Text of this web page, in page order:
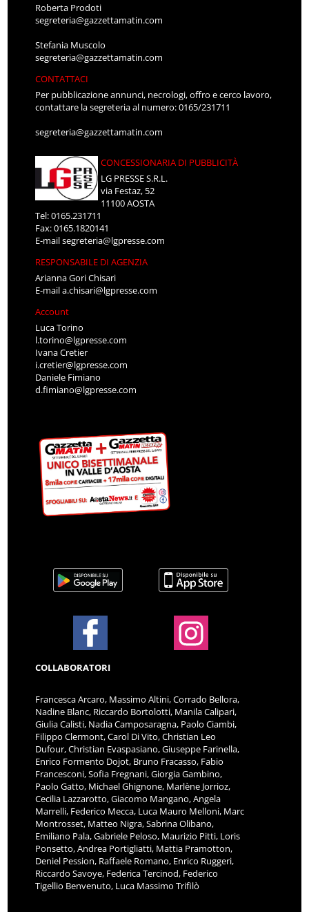
Roberta Prodoti
segreteria@gazzettamatin.com
Stefania Muscolo
segreteria@gazzettamatin.com
CONTATTACI
Per pubblicazione annunci, necrologi, offro e cerco lavoro,
contattare la segreteria al numero: 0165/231711
segreteria@gazzettamatin.com
CONCESSIONARIA DI PUBBLICITÀ
LG PRESSE S.R.L.
via Festaz, 52
11100 AOSTA
Tel: 0165.231711
Fax: 0165.1820141
E-mailsegreteria@lgpresse.com
RESPONSABILE DI AGENZIA
Arianna Gori Chisari
E-maila.chisari@lgpresse.com
Account
Luca Torino
l.torino@lgpresse.com
Ivana Cretier
i.cretier@lgpresse.com
Daniele Fimiano
d.fimiano@lgpresse.com
COLLABORATORI
Francesca Arcaro, Massimo Altini, Corrado Bellora,
Nadine Blanc, Riccardo Bortolotti, Manila Calipari,
Giulia Calisti, Nadia Camposaragna, Paolo Ciambi,
Filippo Clermont, Carol Di Vito, Christian Leo
Dufour, Christian Evaspasiano, Giuseppe Farinella,
Enrico Formento Dojot, Bruno Fracasso, Fabio
Francesconi, Sofia Fregnani, Giorgia Gambino,
Paolo Gatto, Michael Ghignone, Marlène Jorrioz,
Cecilia Lazzarotto, Giacomo Mangano, Angela
Marrelli, Federico Mecca, Luca Mauro Melloni, Marc
Montrosset, Matteo Nigra, Sabrina Olibano,
Emiliano Pala, Gabriele Peloso, Maurizio Pitti, Loris
Ponsetto, Andrea Portigliatti, Mattia Pramotton,
Deniel Pession, Raffaele Romano, Enrico Ruggeri,
Riccardo Savoye, Federica Tercinod, Federico
Tigellio Benvenuto, Luca Massimo Trifilò